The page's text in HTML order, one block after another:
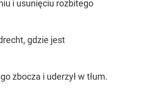
i usunięciu rozbitego
gdzie jest
zbocza i uderzył w tłum.